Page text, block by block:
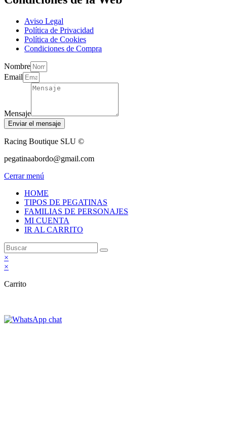
Aviso Legal
Política de Privacidad
Política de Cookies
Condiciones de Compra
Nombre
Email
Mensaje
Enviar el mensaje
Racing Boutique SLU ©
pegatinaabordo@gmail.com
Cerrar menú
HOME
TIPOS DE PEGATINAS
FAMILIAS DE PERSONAJES
MI CUENTA
IR AL CARRITO
×
×
Carrito